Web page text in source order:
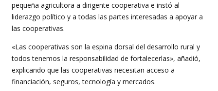
pequeña agricultora a dirigente cooperativa e instó al
liderazgo político y a todas las partes interesadas a apoyar a
las cooperativas.
«Las cooperativas son la espina dorsal del desarrollo rural y
todos tenemos la responsabilidad de fortalecerlas», añadió,
explicando que las cooperativas necesitan acceso a
financiación, seguros, tecnología y mercados.